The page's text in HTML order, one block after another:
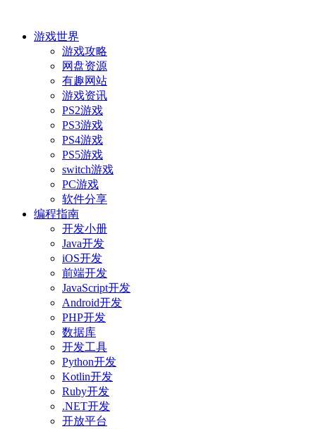
游戏世界
游戏攻略
网盘资源
有趣网站
游戏资讯
PS2游戏
PS3游戏
PS4游戏
PS5游戏
switch游戏
PC游戏
软件分享
编程指南
开发小册
Java开发
iOS开发
前端开发
JavaScript开发
Android开发
PHP开发
数据库
开发工具
Python开发
Kotlin开发
Ruby开发
.NET开发
开放平台